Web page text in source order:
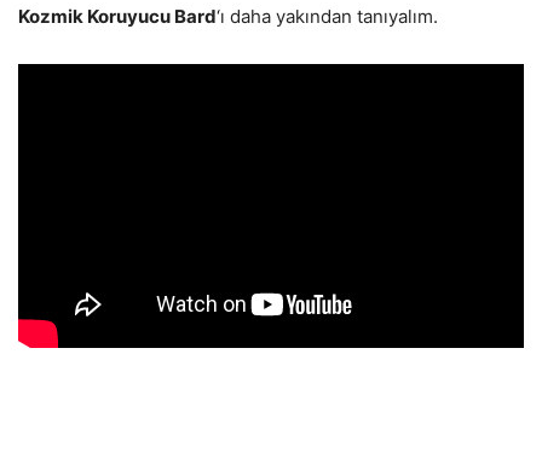
Kozmik Koruyucu Bard‘ı daha yakından tanıyalım.